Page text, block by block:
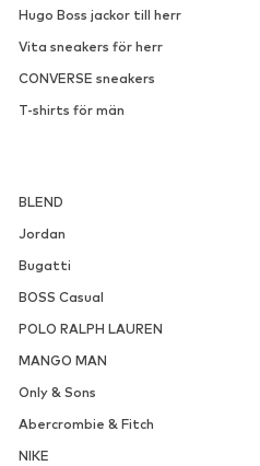
Hugo Boss jackor till herr
Vita sneakers för herr
CONVERSE sneakers
T-shirts för män
BLEND
Jordan
Bugatti
BOSS Casual
POLO RALPH LAUREN
MANGO MAN
Only & Sons
Abercrombie & Fitch
NIKE